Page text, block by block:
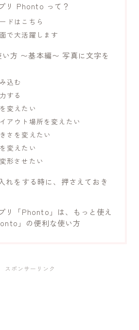
リ Phonto って？
ドはこちら
で大活躍します
方 〜基本編〜 写真に文字を
込む
する
変えたい
アウト場所を変えたい
さを変えたい
変えたい
形させたい
れをする時に、押さえておき
リ「Phonto」は、もっと使え
」の便利な使い方
スポンサーリンク